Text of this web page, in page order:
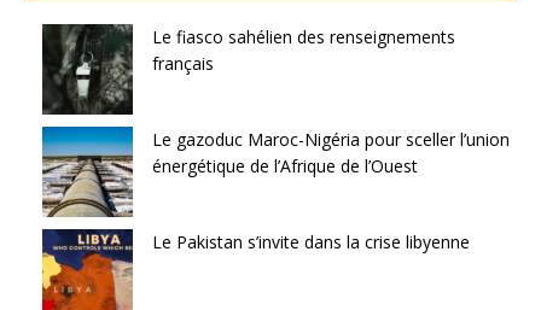
Le fiasco sahélien des renseignements
français
Le gazoduc Maroc-Nigéria pour sceller l’union
énergétique de l’Afrique de l’Ouest
Le Pakistan s’invite dans la crise libyenne